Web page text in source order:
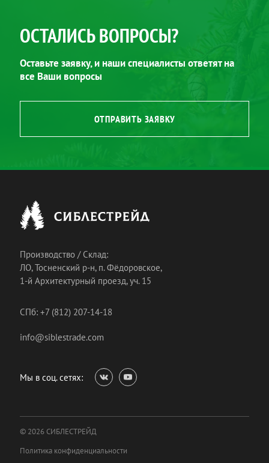
ОСТАЛИСЬ ВОПРОСЫ?
Оставьте заявку, и наши специалисты ответят на
все Ваши вопросы
ОТПРАВИТЬ ЗАЯВКУ
Производство / Склад:
ЛО, Тосненский р-н, п. Фёдоровское,
1-й Архитектурный проезд, уч. 15
СПб: +7 (812) 207-14-18
info@siblestrade.com
Мы в соц. сетях:
© 2026 СИБЛЕСТРЕЙД
Политика конфиденциальности